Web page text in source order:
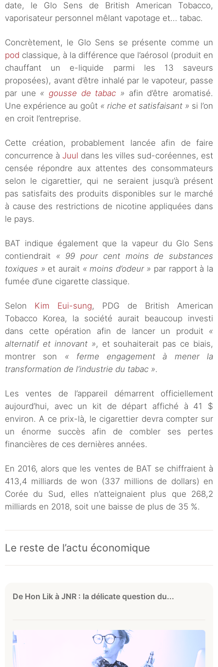
date, le Glo Sens de British American Tobacco,
vaporisateur personnel mêlant vapotage et… tabac.
Concrètement, le Glo Sens se présente comme un
pod classique, à la différence que l’aérosol (produit en
chauffant un e-liquide parmi les 13 saveurs
proposées), avant d’être inhalé par le vapoteur, passe
par une « gousse de tabac » afin d’être aromatisé.
Une expérience au goût « riche et satisfaisant » si l’on
en croit l’entreprise.
Cette création, probablement lancée afin de faire
concurrence à Juul dans les villes sud-coréennes, est
censée répondre aux attentes des consommateurs
selon le cigarettier, qui ne seraient jusqu’à présent
pas satisfaits des produits disponibles sur le marché
à cause des restrictions de nicotine appliquées dans
le pays.
BAT indique également que la vapeur du Glo Sens
contiendrait « 99 pour cent moins de substances
toxiques » et aurait « moins d’odeur » par rapport à la
fumée d’une cigarette classique.
Selon Kim Eui-sung, PDG de British American
Tobacco Korea, la société aurait beaucoup investi
dans cette opération afin de lancer un produit «
alternatif et innovant », et souhaiterait pas ce biais,
montrer son « ferme engagement à mener la
transformation de l’industrie du tabac ».
Les ventes de l’appareil démarrent officiellement
aujourd’hui, avec un kit de départ affiché à 41 $
environ. A ce prix-là, le cigarettier devra compter sur
un énorme succès afin de combler ses pertes
financières de ces dernières années.
En 2016, alors que les ventes de BAT se chiffraient à
413,4 milliards de won (337 millions de dollars) en
Corée du Sud, elles n’atteignaient plus que 268,2
milliards en 2018, soit une baisse de plus de 35 %.
Le reste de l’actu économique
De Hon Lik à JNR : la délicate question du...